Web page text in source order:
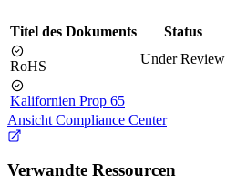
Titel des Dokuments Status
RoHS Under Review
Kalifornien Prop 65
Ansicht Compliance Center
Verwandte Ressourcen